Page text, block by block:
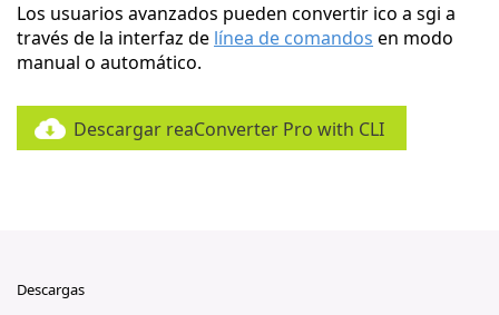
Los usuarios avanzados pueden convertir ico a sgi a
través de la interfaz de línea de comandos en modo
manual o automático.
Descargar reaConverter Pro with CLI
Descargas